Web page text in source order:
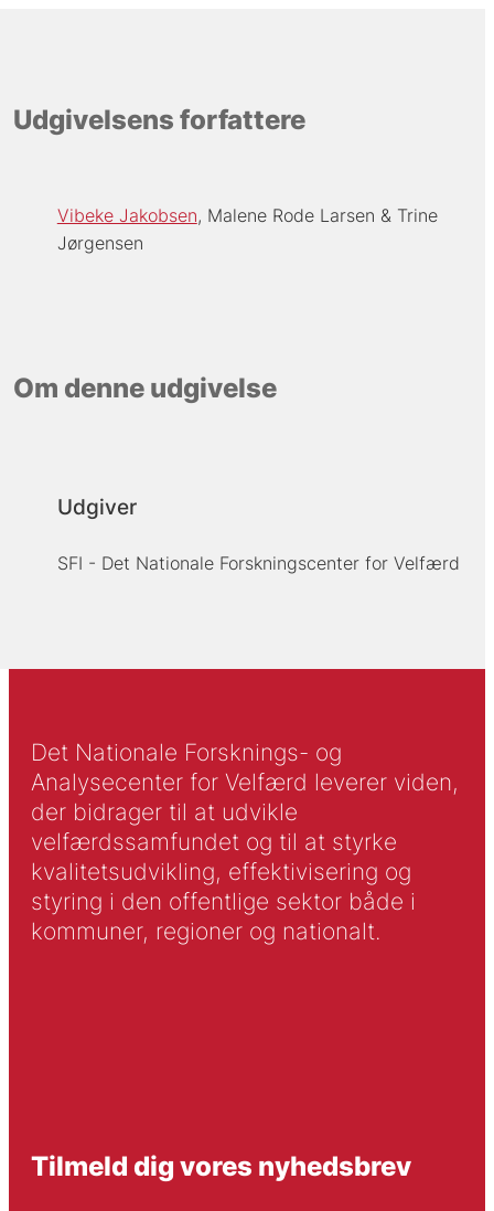
Udgivelsens forfattere
Vibeke Jakobsen Malene Rode Larsen
Trine
Jørgensen
Om denne udgivelse
Udgiver
SFI - Det Nationale Forskningscenter for Velfærd
Det Nationale Forsknings- og
Analysecenter for Velfærd leverer viden,
der bidrager til at udvikle
velfærdssamfundet og til at styrke
kvalitetsudvikling, effektivisering og
styring i den offentlige sektor både i
kommuner, regioner og nationalt.
Tilmeld dig vores nyhedsbrev